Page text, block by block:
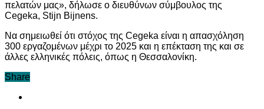
πελατών μας», δήλωσε ο διευθύνων σύμβουλος της
Cegeka, Stijn Bijnens.
Να σημειωθεί ότι στόχος της Cegeka είναι η απασχόληση
300 εργαζομένων μέχρι το 2025 και η επέκταση της και σε
άλλες ελληνικές πόλεις, όπως η Θεσσαλονίκη.
Share